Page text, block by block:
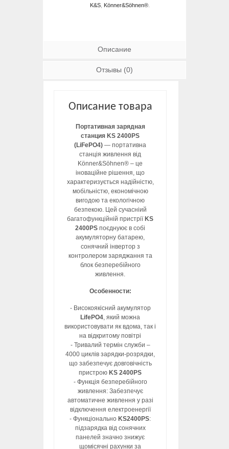
K&S, Könner&Söhnen®.
Описание
Отзывы (0)
Описание товара
Портативная зарядная
станция KS 2400PS
(LiFePO4) — портативна
станція живлення від
Könner&Söhnen® – це
іноваційне рішення, що
характеризується надійністю,
мобільністю, економічною
вигодою та екологічною
безпекою. Цей сучасніий
багатофункційній пристрії KS
2400PS поєднуює в собі
акумуляторну батарею,
сонячний інвертор з
контролером заряджання та
блок безперебійного
живлення.
Особенности:
- Високоякісний акумулятор
LifePO4, який можна
використовувати як вдома, так і
на відкритому повітрі
- Тривалий термін служби –
4000 циклів зарядки-розрядки,
що забезпечує довговічність
пристрою KS 2400PS
- Функція безперебійного
живлення: Забезпечує
автоматичне живлення у разі
відключення електроенергії
- Функціонально KS2400PS:
підзарядка від сонячних
панелей значно знижує
щомісячні рахунки за